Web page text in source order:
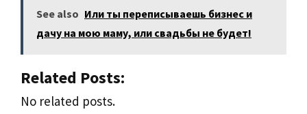
See also Или ты переписываешь бизнес и
дачу на мою маму, или свадьбы не будет!
Related Posts:
No related posts.